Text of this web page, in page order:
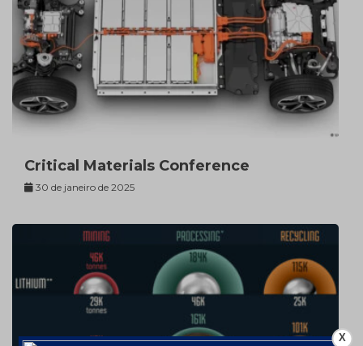
Critical Materials Conference
30 de janeiro de 2025
X